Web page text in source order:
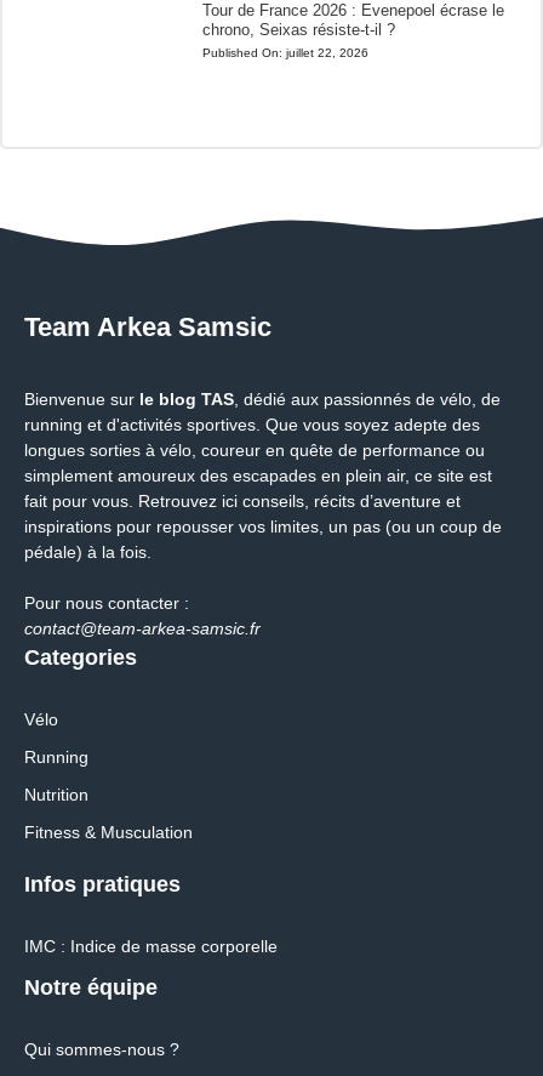
Tour de France 2026 : Evenepoel écrase le
chrono, Seixas résiste-t-il ?
Published On: juillet 22, 2026
Team Arkea Samsic
Bienvenue sur le blog TAS , dédié aux passionnés de vélo, de
running et d'activités sportives. Que vous soyez adepte des
longues sorties à vélo, coureur en quête de performance ou
simplement amoureux des escapades en plein air, ce site est
fait pour vous. Retrouvez ici conseils, récits d’aventure et
inspirations pour repousser vos limites, un pas (ou un coup de
pédale) à la fois.
Pour nous contacter :
contact@team-arkea-samsic.fr
Categories
Vélo
Running
Nutrition
Fitness & Musculation
Infos pratiques
IMC : Indice de masse corporelle
Notre équipe
Qui sommes-nous ?